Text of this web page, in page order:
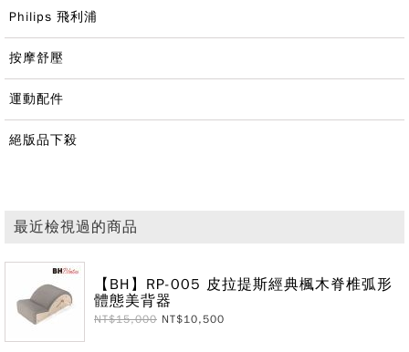
Philips 飛利浦
按摩舒壓
運動配件
絕版品下殺
最近檢視過的商品
【BH】RP-005 皮拉提斯經典楓木脊椎弧形
體態美背器
NT$15,000 NT$10,500